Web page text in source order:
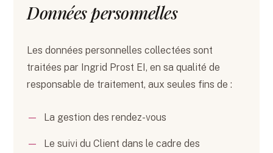
Données personnelles
Les données personnelles collectées sont
traitées par Ingrid Prost EI, en sa qualité de
responsable de traitement, aux seules fins de :
La gestion des rendez-vous
Le suivi du Client dans le cadre des